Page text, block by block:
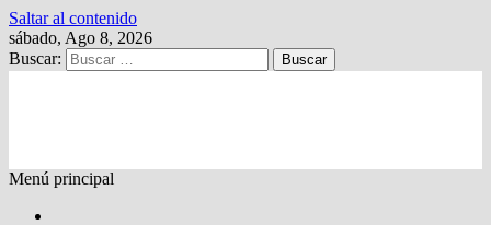
Saltar al contenido
sábado, Ago 8, 2026
Buscar:
Menú principal